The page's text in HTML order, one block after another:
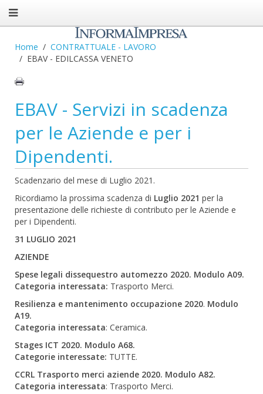
Home
CONTRATTUALE - LAVORO
EBAV - EDILCASSA VENETO
EBAV - Servizi in scadenza
per le Aziende e per i
Dipendenti.
Scadenzario del mese di Luglio 2021.
Ricordiamo la prossima scadenza di Luglio 2021 per la
presentazione delle richieste di contributo per le Aziende e
per i Dipendenti.
31 LUGLIO 2021
AZIENDE
Spese legali dissequestro automezzo 2020. Modulo A09.
Categoria interessata: Trasporto Merci.
Resilienza e mantenimento occupazione 2020. Modulo
A19.
Categoria interessata: Ceramica.
Stages ICT 2020. Modulo A68.
Categorie interessate: TUTTE.
CCRL Trasporto merci aziende 2020. Modulo A82.
Categoria interessata: Trasporto Merci.